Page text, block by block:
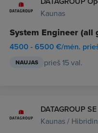
Kaunas
System Engineer (all
4500 - 6500 €/mėn.
NAUJAS prieš 15 val.
DATAGROUP SE
Kaunas /